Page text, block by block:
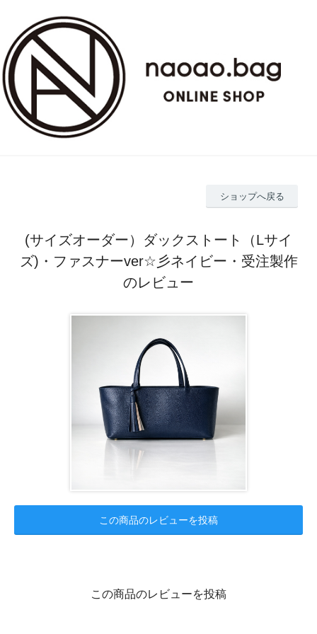
ショップへ戻る
(サイズオーダー）ダックストート（Lサイ
ズ)・ファスナーver☆彡ネイビー・受注製作
のレビュー
この商品のレビューを投稿
この商品のレビューを投稿